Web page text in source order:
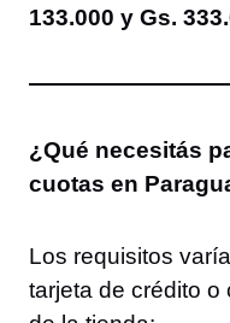
133.000 y Gs.
¿Qué necesitás
cuotas en
Los requisitos
tarjeta de crédito o